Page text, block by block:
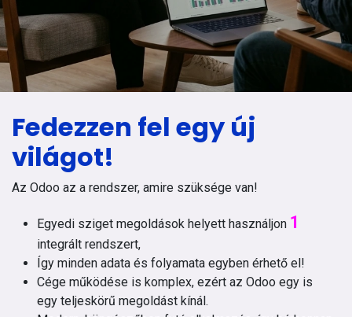
Fedezzen fel egy új
világot!
Az Odoo az a rendszer, amire szüksége van!
Egyedi sziget megoldások helyett használjon 1
integrált rendszert,
Így minden adata és folyamata egyben érhető el!
Cége működése is komplex, ezért az Odoo egy is
egy teljeskörű megoldást kínál.